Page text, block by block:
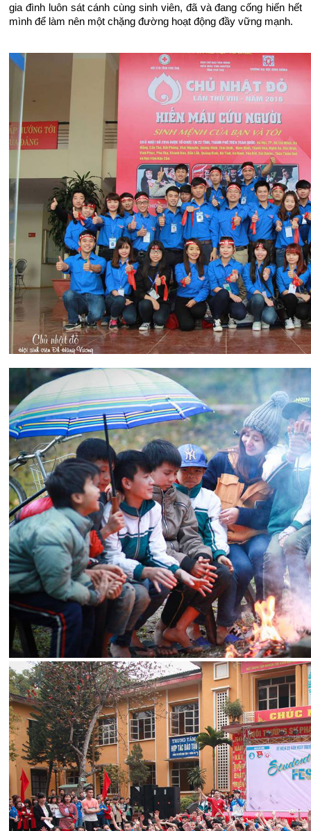
gia đình luôn sát cánh cùng sinh viên, đã và đang cống hiến hết
mình để làm nên một chặng đường hoạt động đầy vững mạnh.